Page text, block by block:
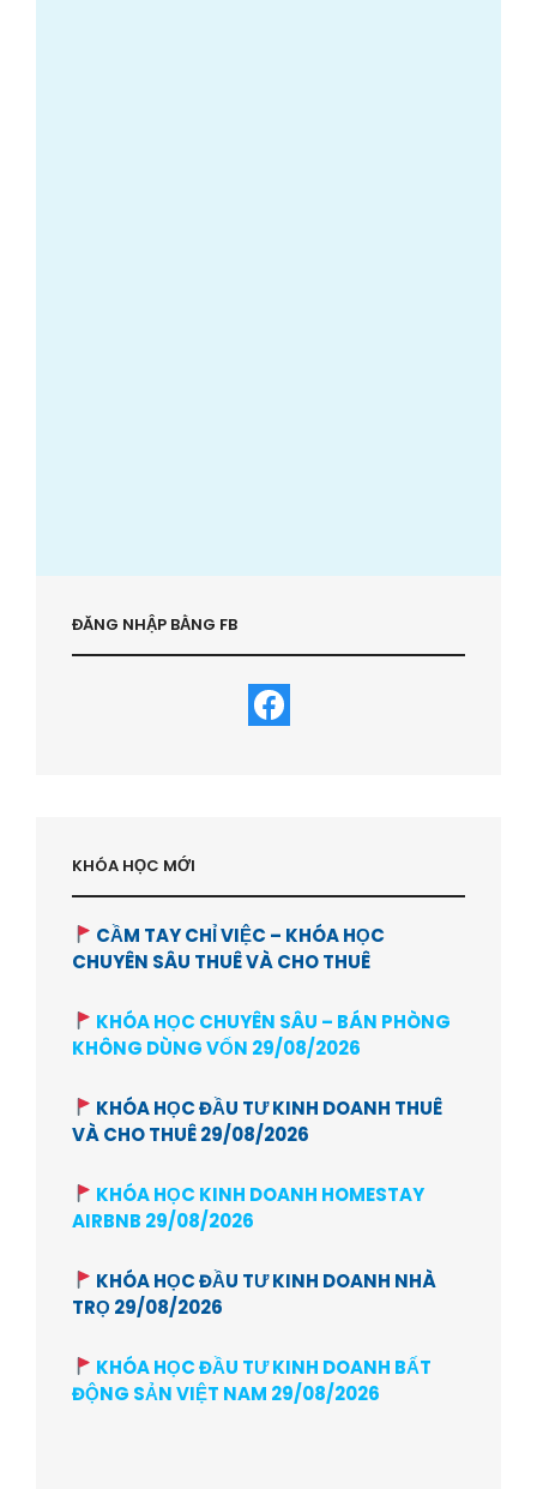
ĐĂNG NHẬP BẰNG FB
KHÓA HỌC MỚI
CẦM TAY CHỈ VIỆC – KHÓA HỌC
CHUYÊN SÂU THUÊ VÀ CHO THUÊ
KHÓA HỌC CHUYÊN SÂU – BÁN PHÒNG
KHÔNG DÙNG VỐN 29/08/2026
KHÓA HỌC ĐẦU TƯ KINH DOANH THUÊ
VÀ CHO THUÊ 29/08/2026
KHÓA HỌC KINH DOANH HOMESTAY
AIRBNB 29/08/2026
KHÓA HỌC ĐẦU TƯ KINH DOANH NHÀ
TRỌ 29/08/2026
KHÓA HỌC ĐẦU TƯ KINH DOANH BẤT
ĐỘNG SẢN VIỆT NAM 29/08/2026